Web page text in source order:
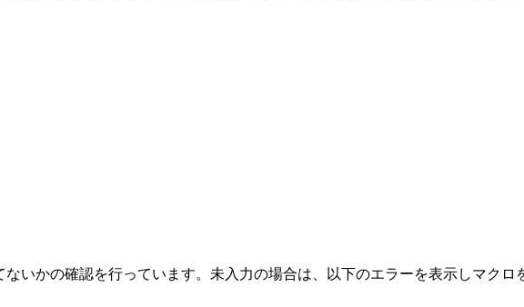
いかの確認を行っています。未入力の場合は、以下のエラーを表示しマクロ